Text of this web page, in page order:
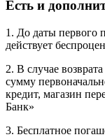
Есть и
1. До даты первого
действует
2. В случае
сумму
кредит, магазин
Банк»
3. Бесплатное